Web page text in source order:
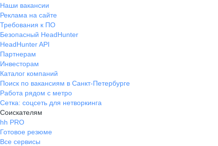
Наши вакансии
Реклама на сайте
Требования к ПО
Безопасный HeadHunter
HeadHunter API
Партнерам
Инвесторам
Каталог компаний
Поиск по вакансиям в Санкт-Петербурге
Работа рядом с метро
Сетка: соцсеть для нетворкинга
Соискателям
hh PRO
Готовое резюме
Все сервисы